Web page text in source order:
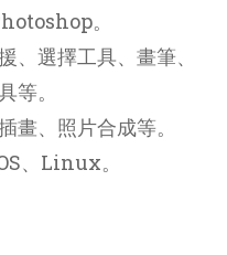
。
、選擇工具、畫筆、
等。
畫、照片合成等。
、Linux。